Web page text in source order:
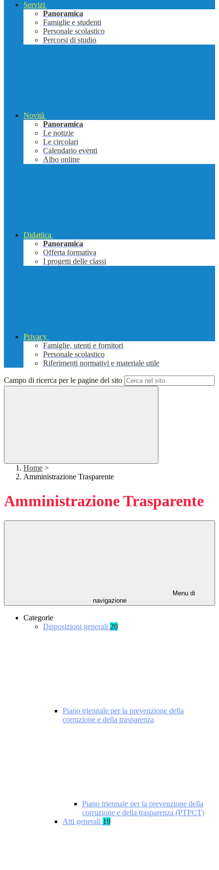
Servizi
Panoramica
Famiglie e studenti
Personale scolastico
Percorsi di studio
Novità
Panoramica
Le notizie
Le circolari
Calendario eventi
Albo online
Didattica
Panoramica
Offerta formativa
I progetti delle classi
Privacy
Famiglie, utenti e fornitori
Personale scolastico
Riferimenti normativi e materiale utile
Campo di ricerca per le pagine del sito
Home >
Amministrazione Trasparente
Amministrazione Trasparente
Menu di
navigazione
Categorie
Disposizioni generali 20
Piano triennale per la prevenzione della
corruzione e della trasparenza
Piano triennale per la prevenzione della
corruzione e della trasparenza (PTPCT)
Atti generali 19